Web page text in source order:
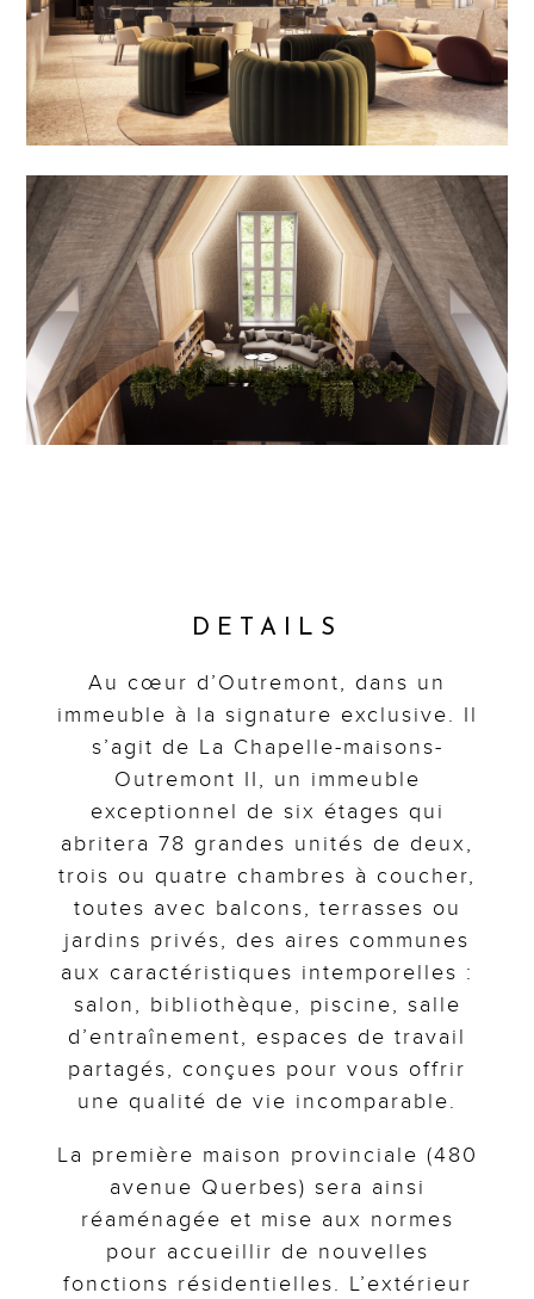
DETAILS
Au cœur d’Outremont, dans un
immeuble à la signature exclusive. Il
s’agit de La Chapelle-maisons-
Outremont II, un immeuble
exceptionnel de six étages qui
abritera 78 grandes unités de deux,
trois ou quatre chambres à coucher,
toutes avec balcons, terrasses ou
jardins privés, des aires communes
aux caractéristiques intemporelles :
salon, bibliothèque, piscine, salle
d’entraînement, espaces de travail
partagés, conçues pour vous offrir
une qualité de vie incomparable.
La première maison provinciale (480
avenue Querbes) sera ainsi
réaménagée et mise aux normes
pour accueillir de nouvelles
fonctions résidentielles. L’extérieur